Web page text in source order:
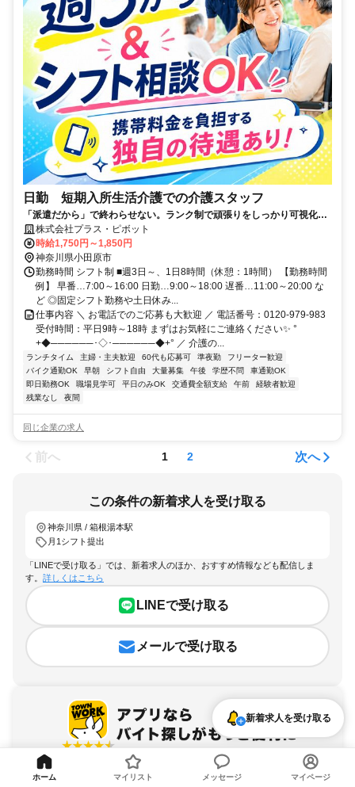
日勤 短期入所生活介護での介護スタッフ
「派遣だから」で終わらせない。ランク制で頑張りをしっかり可視化！
着実にステップアップ可能！
株式会社プラス・ピボット
時給1,750円～1,850円
神奈川県小田原市
勤務時間 シフト制 ■週3日～、1日8時間（休憩：1時間） 【勤務時間
例】 早番…7:00～16:00 日勤…9:00～18:00 遅番…11:00～20:00 な
ど ◎固定シフト勤務や土日休み...
仕事内容 ＼ お電話でのご応募も大歓迎 ／ 電話番号：0120-979-983
受付時間：平日9時～18時 まずはお気軽にご連絡ください✨ °
+◆──────･◇･──────◆+° ／ 介護の...
ランチタイム 主婦・主夫歓迎 60代も応募可 準夜勤
フリーター歓迎
バイク通勤OK
早朝 シフト自由 大量募集 午後 学歴不問
車通勤OK
即日勤務OK
職場見学可 平日のみOK 交通費全額支給 午前
経験者歓迎
残業なし
夜間
同じ企業の求人
前へ 1 2 次へ
この条件の新着求人を受け取る
神奈川県 / 箱根湯本駅
月1シフト提出
「LINEで受け取る」では、新着求人のほか、おすすめ情報なども配信しま
す。 詳しくはこちら
LINEで受け取る
メールで受け取る
アプリを無料ダウンロード
新着求人を受け取る
ホーム マイリスト メッセージ マイページ